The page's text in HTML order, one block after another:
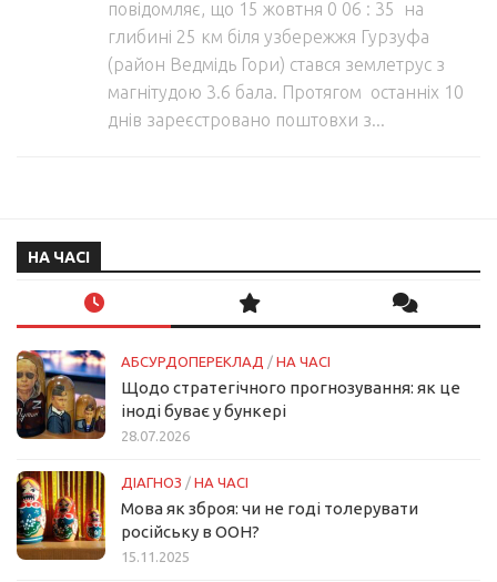
повідомляє, що 15 жовтня 0 06 : 35 на
глибині 25 км біля узбережжя Гурзуфа
(район Ведмідь Гори) стався землетрус з
магнітудою 3.6 бала. Протягом останніх 10
днів зареєстровано поштовхи з...
НА ЧАСІ
АБСУРДОПЕРЕКЛАД / НА ЧАСІ
Щодо стратегічного прогнозування: як це
іноді буває у бункері
28.07.2026
ДІАГНОЗ / НА ЧАСІ
Мова як зброя: чи не годі толерувати
російську в ООН?
15.11.2025